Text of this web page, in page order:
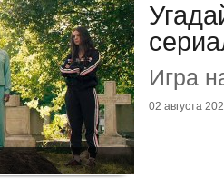
Игра
02 августа